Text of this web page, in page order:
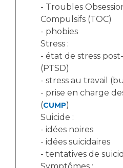
- Troubles
Compulsifs (TOC)
- phobies
Stress :
- état de stress
(PTSD)
- stress au travail
- prise en charge
(CUMP)
Suicide :
- idées noires
- idées suicidaires
- tentatives de